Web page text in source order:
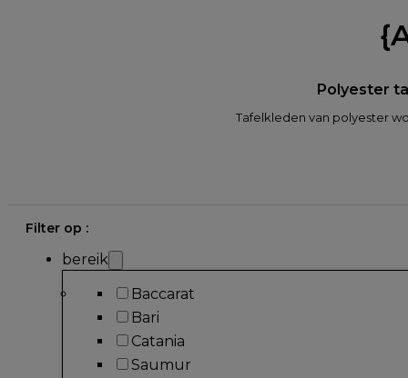
Polyester
Tafelkleden van polyester
Filter op :
bereik
Baccarat
Bari
Catania
Saumur